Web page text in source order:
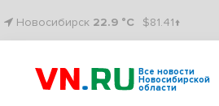
Новосибирск 22.9 °C $81.41↑
Все новости
Новосибирской
области